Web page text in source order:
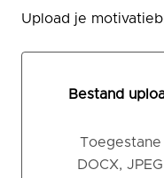
Upload je
Bestand
Bestand
Toegestane
DOCX,